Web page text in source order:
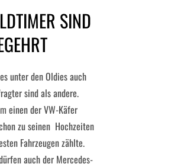
SIND
unter den Oldies auch
sind als andere.
einen der VW-Käfer
zu seinen Hochzeiten
Fahrzeugen zählte.
auch der Mercedes-